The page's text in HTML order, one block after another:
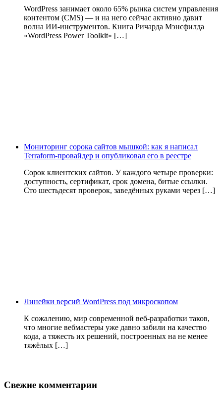
WordPress занимает около 65% рынка систем управления
контентом (CMS) — и на него сейчас активно давит
волна ИИ‑инструментов. Книга Ричарда Мэнсфилда
«WordPress Power Toolkit» […]
Мониторинг сорока сайтов мышкой: как я написал
Terraform-провайдер и опубликовал его в реестре
Сорок клиентских сайтов. У каждого четыре проверки:
доступность, сертификат, срок домена, битые ссылки.
Сто шестьдесят проверок, заведённых руками через […]
Линейки версий WordPress под микроскопом
К сожалению, мир современной веб-разработки таков,
что многие вебмастеры уже давно забили на качество
кода, а тяжесть их решений, построенных на не менее
тяжёлых […]
Свежие комментарии